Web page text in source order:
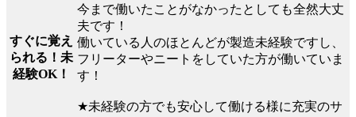
すぐに覚え
られる！未
経験OK！
今まで働いたことがなかったとしても全然大丈
夫です！
働いている人のほとんどが製造未経験ですし、
フリーターやニートをしていた方が働いていま
す！
★未経験の方でも安心して働ける様に充実のサ